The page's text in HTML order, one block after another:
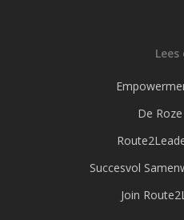
Lees
De
Succesvol
Join